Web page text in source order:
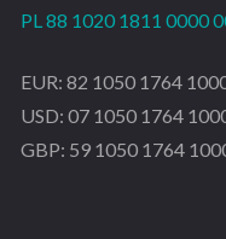
PL 88 1020 1811 0000
EUR: 82 1050 1764
USD: 07 1050 1764
GBP: 59 1050 1764